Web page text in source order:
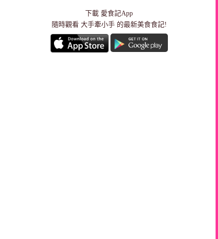
下載 愛食記App
隨時觀看 大手牽小手 的最新美食食記!